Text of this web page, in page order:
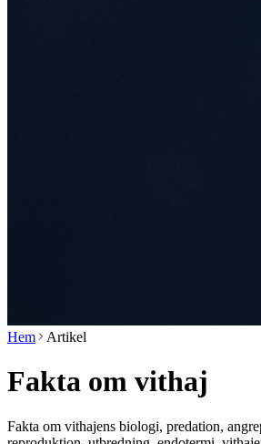
Hem Artikel
Fakta om vithaj
Fakta om vithajens biologi, predation,